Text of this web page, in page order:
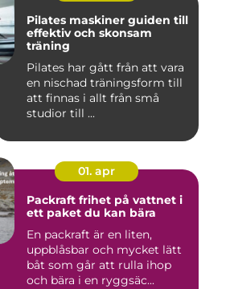
Pilates maskiner guiden till
effektiv och skonsam
träning
Pilates har gått från att vara
en nischad träningsform till
att finnas i allt från små
studior till ...
01. apr
Packraft frihet på vattnet i
ett paket du kan bära
En packraft är en liten,
uppblåsbar och mycket lätt
båt som går att rulla ihop
och bära i en ryggsäc...